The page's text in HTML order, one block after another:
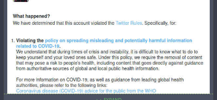
https://doi.org/10.1016/j.cub.2015.08.002
ДНК-"вакцина" стерилизующая мышей, может
привести к контролю рождаемости одним уколом -
https://www.sciencemag.org/news/2015/10/dna-vaccine-
sterilizes-mice-could-lead-one-shot-birth-control